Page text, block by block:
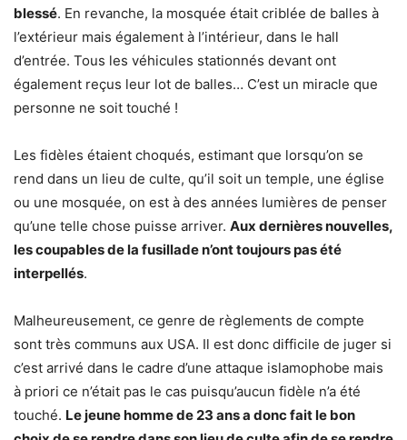
blessé. En revanche, la mosquée était criblée de balles à
l’extérieur mais également à l’intérieur, dans le hall
d’entrée. Tous les véhicules stationnés devant ont
également reçus leur lot de balles… C’est un miracle que
personne ne soit touché !
Les fidèles étaient choqués, estimant que lorsqu’on se
rend dans un lieu de culte, qu’il soit un temple, une église
ou une mosquée, on est à des années lumières de penser
qu’une telle chose puisse arriver. Aux dernières nouvelles,
les coupables de la fusillade n’ont toujours pas été
interpellés.
Malheureusement, ce genre de règlements de compte
sont très communs aux USA. Il est donc difficile de juger si
c’est arrivé dans le cadre d’une attaque islamophobe mais
à priori ce n’était pas le cas puisqu’aucun fidèle n’a été
touché. Le jeune homme de 23 ans a donc fait le bon